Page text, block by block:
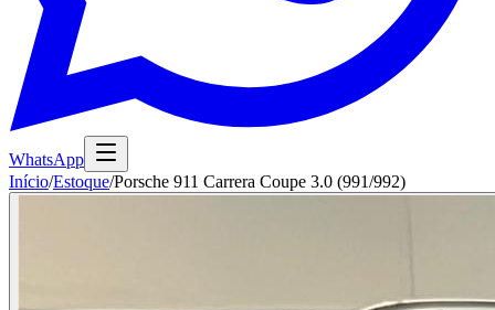
WhatsApp
Início/Estoque/Porsche 911 Carrera Coupe 3.0 (991/992)